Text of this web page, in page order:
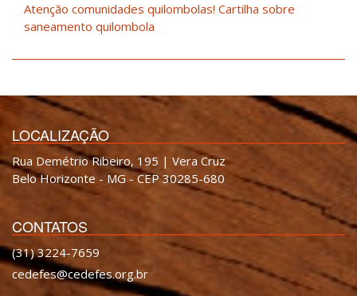
Atenção comunidades quilombolas! Cartilha sobre
saneamento quilombola
LOCALIZAÇÃO
Rua Demétrio Ribeiro, 195 | Vera Cruz
Belo Horizonte - MG - CEP 30285-680
CONTATOS
(31) 3224-7659
cedefes@cedefes.org.br